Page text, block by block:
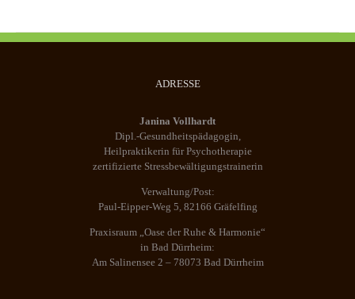
ADRESSE
Janina Vollhardt
Dipl.-Gesundheitspädagogin,
Heilpraktikerin für Psychotherapie
zertifizierte Stressbewältigungstrainerin
Verwaltung/Post:
Paul-Eipper-Weg 5, 82166 Gräfelfing
Praxisraum „Oase der Ruhe & Harmonie“
in Bad Dürrheim:
Am Salinensee 2 – 78073 Bad Dürrheim